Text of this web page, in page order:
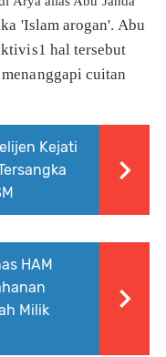
'Islam arogan'. Abu
hal tersebut
cuitan
Kejati
HAM
Milik